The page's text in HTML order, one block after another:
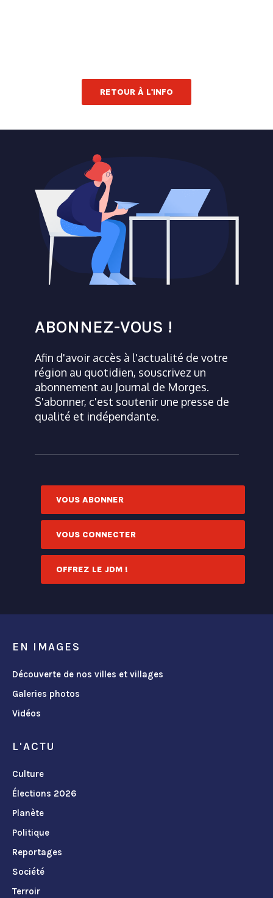
RETOUR À L'INFO
ABONNEZ-VOUS !
Afin d'avoir accès à l'actualité de votre
région au quotidien, souscrivez un
abonnement au Journal de Morges.
S'abonner, c'est soutenir une presse de
qualité et indépendante.
VOUS ABONNER
VOUS CONNECTER
OFFREZ LE JDM !
EN IMAGES
Découverte de nos villes et villages
Galeries photos
Vidéos
L'ACTU
Culture
Élections 2026
Planète
Politique
Reportages
Société
Terroir